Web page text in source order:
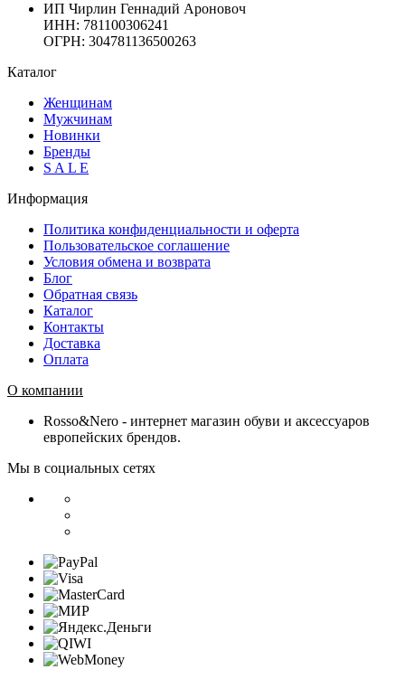
ИП Чирлин Геннадий Ароновоч
ИНН: 781100306241
ОГРН: 304781136500263
Каталог
Женщинам
Мужчинам
Новинки
Бренды
S A L E
Информация
Политика конфиденциальности и оферта
Пользовательское соглашение
Условия обмена и возврата
Блог
Обратная связь
Каталог
Контакты
Доставка
Оплата
О компании
Rosso&Nero - интернет магазин обуви и аксессуаров
европейских брендов.
Мы в социальных сетях